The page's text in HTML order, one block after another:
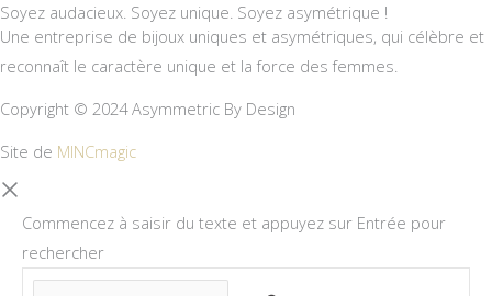
Soyez audacieux. Soyez unique. Soyez asymétrique !
Une entreprise de bijoux uniques et asymétriques, qui célèbre et
reconnaît le caractère unique et la force des femmes.
Copyright © 2024 Asymmetric By Design
Site de MINCmagic
Commencez à saisir du texte et appuyez sur Entrée pour
rechercher